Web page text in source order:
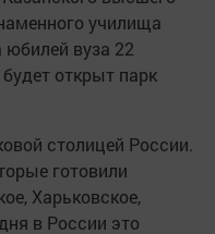
училища
вуза 22
открыт парк
столицей России.
готовили
Харьковское,
в России это